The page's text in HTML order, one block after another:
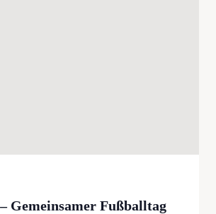
Gemeinsamer Fußballtag